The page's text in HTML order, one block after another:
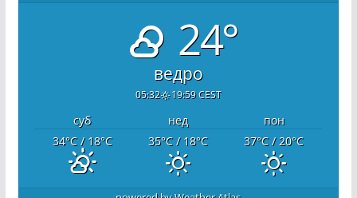
24°
ведро
05:32 19:59 CEST
суб нед
пон
34°C/ 18°C 35°C/ 18°C 37°C/ 20°C